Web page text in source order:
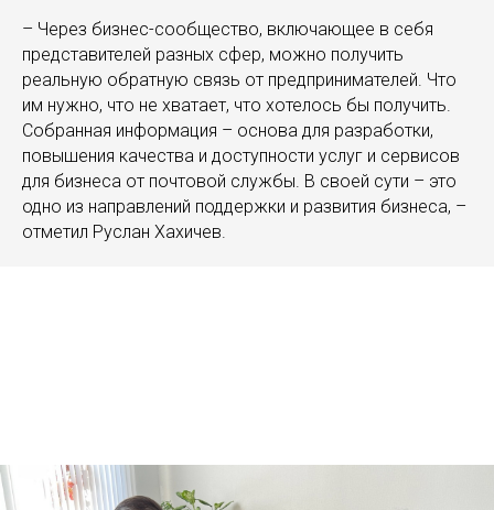
– Через бизнес-сообщество, включающее в себя
представителей разных сфер, можно получить
реальную обратную связь от предпринимателей. Что
им нужно, что не хватает, что хотелось бы получить.
Собранная информация – основа для разработки,
повышения качества и доступности услуг и сервисов
для бизнеса от почтовой службы. В своей сути – это
одно из направлений поддержки и развития бизнеса, –
отметил Руслан Хахичев.